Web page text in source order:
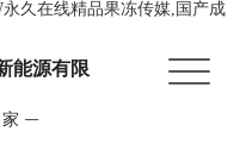
久在线精品果冻传媒,国产成
能源有限